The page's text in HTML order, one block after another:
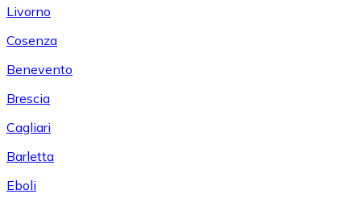
Livorno
Cosenza
Benevento
Brescia
Cagliari
Barletta
Eboli